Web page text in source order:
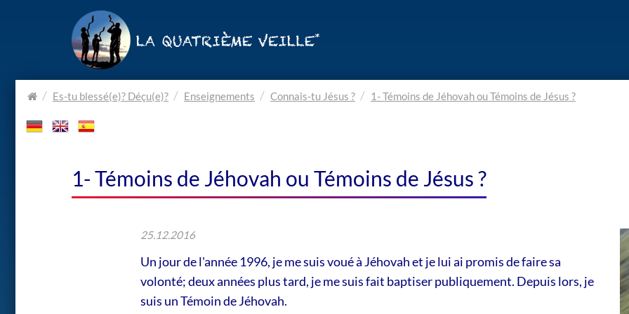
Home.Es-tu blessé(e)? Déçu(e)? Enseignements Connais-tu Jésus ? 1- Témoins de Jéhovah ou Témoins de Jésus ?
1- Témoins de Jéhovah ou Témoins de Jésus ?
25.12.2016
Un jour de l'année 1996, je me suis voué à Jéhovah et je lui ai promis de faire sa
volonté; deux années plus tard, je me suis fait baptiser publiquement. Depuis lors, je
suis un Témoin de Jéhovah.